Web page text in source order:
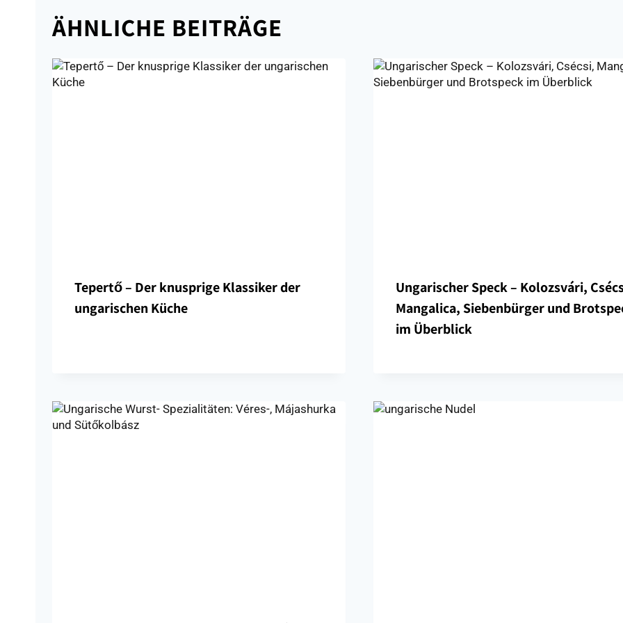
ÄHNLICHE BEITRÄGE
Tepertő – Der knusprige Klassiker der
ungarischen Küche
Ungarischer Speck – Kolozsvári,
Mangalica, Siebenbürger und
im Überblick